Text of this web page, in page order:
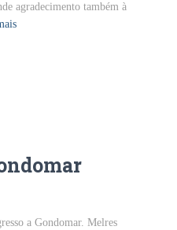
agradecimento também à
a Gondomar. Melres